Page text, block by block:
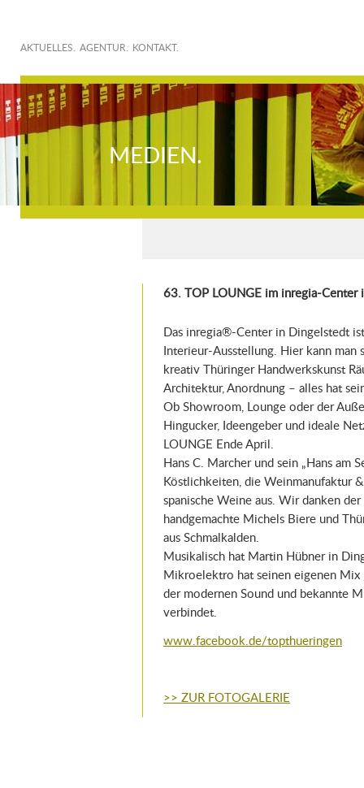
AKTUELLES. AGENTUR. KONTAKT.
MEDIEN.
63. TOP LOUNGE im inregia-Center
Das inregia®-Center in Dingelstedt
Interieur-Ausstellung. Hier kann
kreativ Thüringer Handwerkskunst
Architektur, Anordnung – alles hat
Ob Showroom, Lounge oder der
Hingucker, Ideengeber und ideale
LOUNGE Ende April.
Hans C. Marcher und sein „Hans am
Köstlichkeiten, die Weinmanufaktur
spanische Weine aus. Wir danken
handgemachte Michels Biere und
aus Schmalkalden.
Musikalisch hat Martin Hübner in
Mikroelektro hat seinen eigenen Mix
der modernen Sound und bekannte
verbindet.
www.facebook.de/topthueringen
>> ZUR FOTOGALERIE